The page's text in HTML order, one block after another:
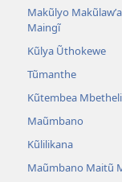
Makũlyo
Maingĩ
Kũlya Ũthokewe
Tũmanthe
Kũtembea Mbetheli
Maũmbano
Kũlilikana
Maũmbano Maitũ